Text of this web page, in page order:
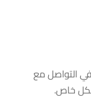
التواصل مع
خاص.